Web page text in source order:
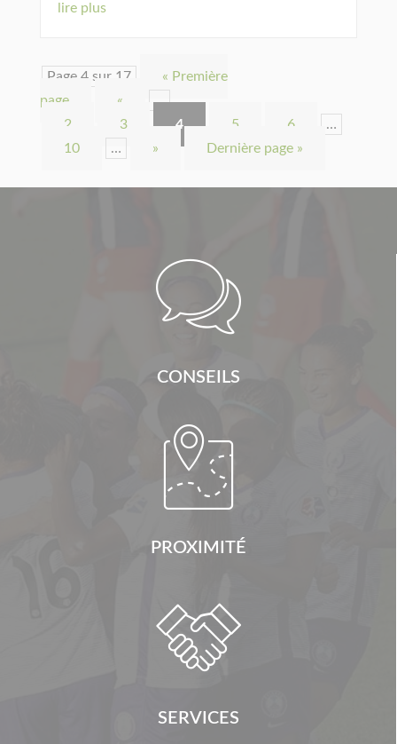
lire plus
Page 4 sur 17
« Première
page
«
…
2
3 4 5 6
…
10
… » Dernière page »

CONSEILS

PROXIMITÉ

SERVICES